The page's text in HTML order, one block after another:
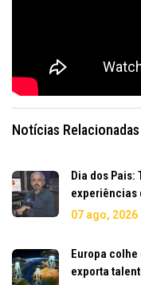
Notícias Relacionadas
Dia dos Pais:
experiências
07 ago, 2026
Europa
exporta